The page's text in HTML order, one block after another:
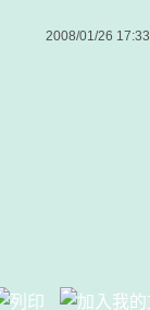
2008/01/26 17:33